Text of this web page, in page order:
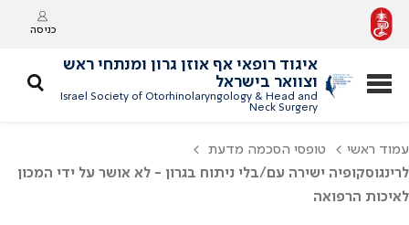
כניסה
איגוד רופאי אף אוזן גרון ומנתחי ראש
וצוואר בישראל
Israel Society of Otorhinolaryngology & Head and
Neck Surgery
עמוד ראשי
טופסי הסכמה מדעת
לרינגוסקופיה ישירה עם/בלי ניתוח בגרון - לא אושר על ידי המכון
לאיכות הרפואה